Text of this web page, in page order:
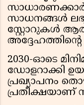
സാധനങ്ങൾ
സ്റ്റോറുകൾ
2030-ഓടെ
ഡോളറാക്കി
പ്രഖ്യാപനം
പ്രതീക്ഷയാണ്